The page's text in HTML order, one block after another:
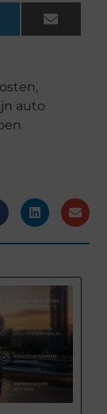
Email
,
auto